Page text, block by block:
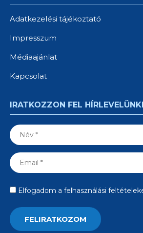
Adatkezelési tájékoztató
Impresszum
Médiaajánlat
Kapcsolat
IRATKOZZON FEL
Elfogadom a felhasználási